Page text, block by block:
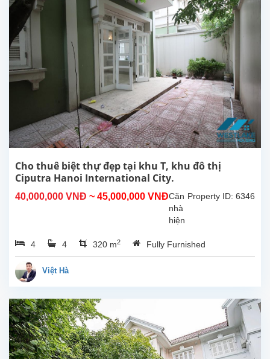
dựng
360m²,
tọa
khu
đô
thị
Ciputra
–
khu
dân
cao
cấp,
ninh
và
môi
sống...
Cho thuê biệt thự đẹp tại khu T, khu đô thị
Ciputra Hanoi International City.
40,000,000 VNĐ ~ 45,000,000 VNĐ Property ID: 6346
Căn
nhà
hiện
được
bảo
để
khách
4 4 320 m2 Fully Furnished
Việt Hà